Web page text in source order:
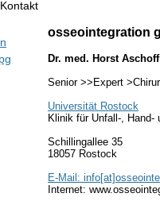
Kontakt
osseointegration
Dr. med. Horst Aschoff
Senior >>Expert
Universität Rostock
Klinik für Unfall-, Hand-
Schillingallee 35
18057 Rostock
E-Mail: info[at]o
Internet: